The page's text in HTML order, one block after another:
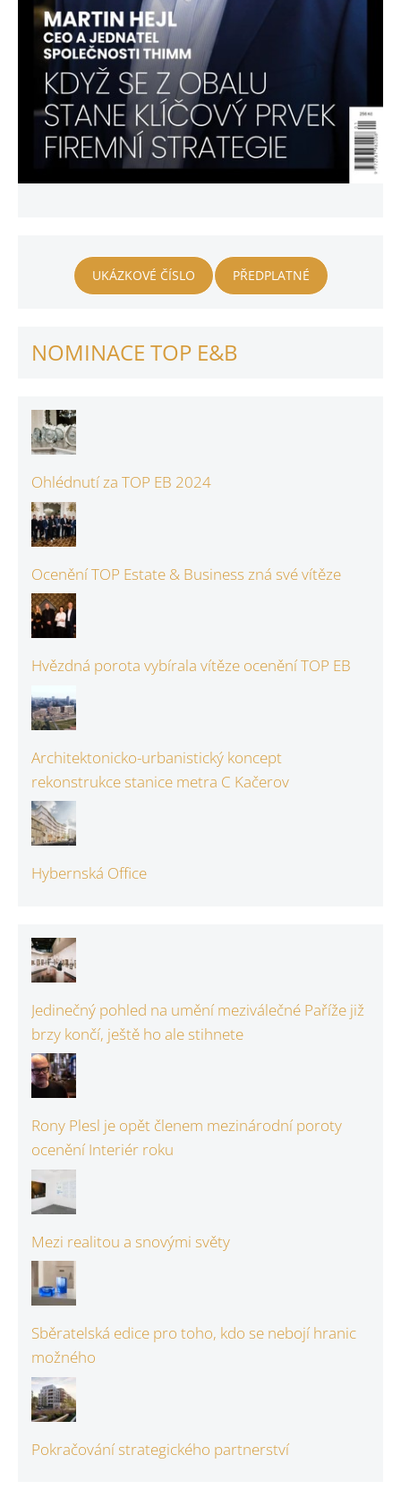
UKÁZKOVÉ ČÍSLO PŘEDPLATNÉ
NOMINACE TOP E&B
Ohlédnutí za TOP EB 2024
Ocenění TOP Estate & Business zná své vítěze
Hvězdná porota vybírala vítěze ocenění TOP EB
Architektonicko-urbanistický koncept
rekonstrukce stanice metra C Kačerov
Hybernská Office
Jedinečný pohled na umění meziválečné Paříže již
brzy končí, ještě ho ale stihnete
Rony Plesl je opět členem mezinárodní poroty
ocenění Interiér roku
Mezi realitou a snovými světy
Sběratelská edice pro toho, kdo se nebojí hranic
možného
Pokračování strategického partnerství